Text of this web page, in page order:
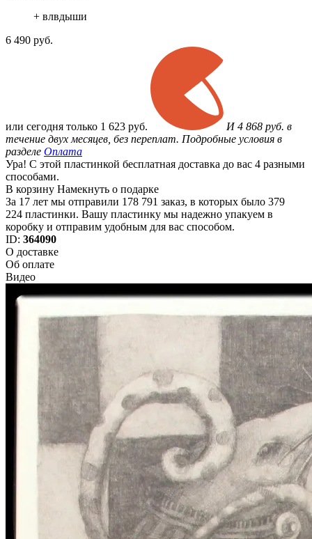
+ влвдыши
6 490 руб.
или сегодня только 1 623 руб.
И 4 868 руб. в
течение двух месяцев, без переплат. Подробные условия в
разделе Оплата
Ура! С этой пластинкой бесплатная доставка до вас 4 разными
способами.
В корзину Намекнуть о подарке
За 17 лет мы отправили 178 791 заказ, в которых было 379
224 пластинки. Вашу пластинку мы надежно упакуем в
коробку и отправим удобным для вас способом.
ID: 364090
О доставке
Об оплате
Видео